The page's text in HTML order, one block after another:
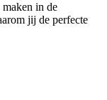
in de
jij de perfecte